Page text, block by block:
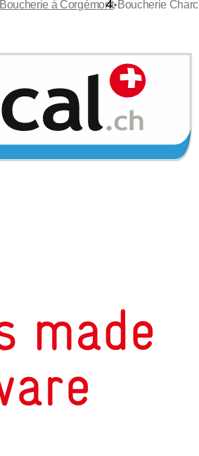
Boucherie à Corgémont•Boucherie